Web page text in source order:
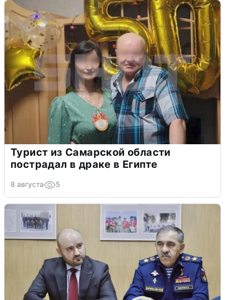
Турист из Самарской области
пострадал в драке в Египте
8 августа 5